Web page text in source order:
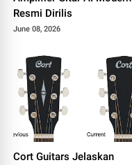
Resmi Dirilis
June 08, 2026
Cort Guitars Jelaskan